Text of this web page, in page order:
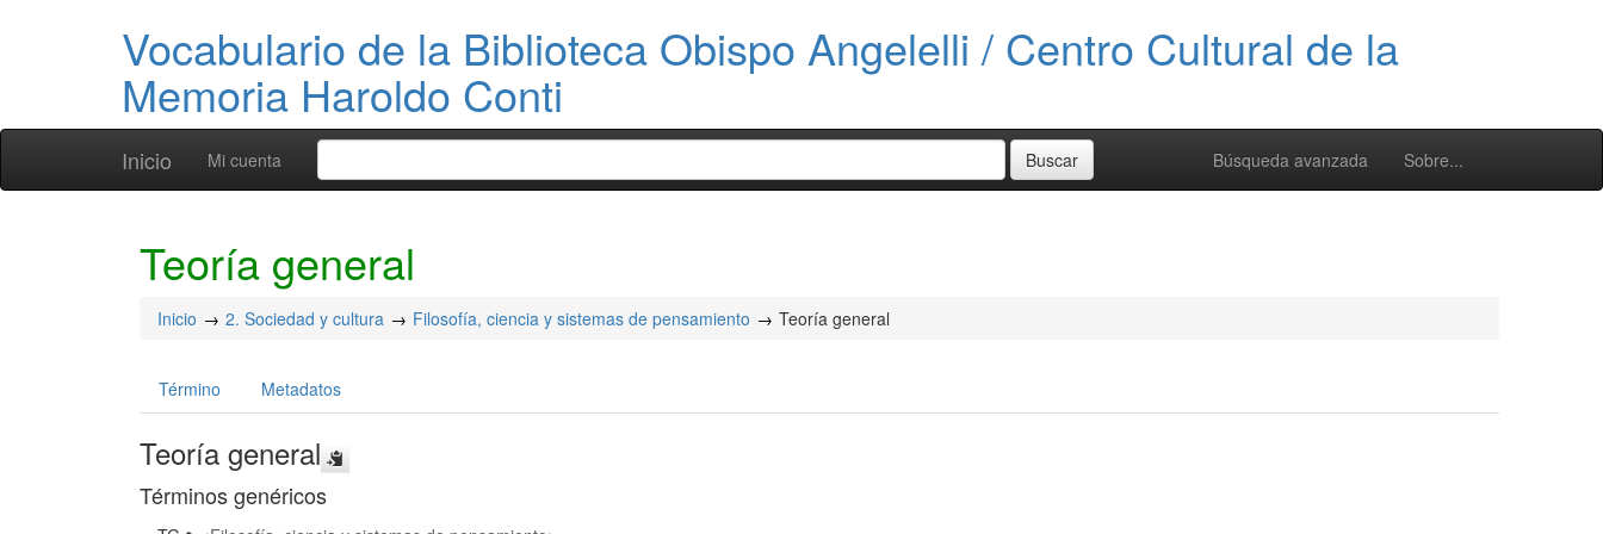
Vocabulario de la Biblioteca Obispo Angelelli / Centro Cultural de la
Memoria Haroldo Conti
Inicio Búsqueda avanzada Sobre...
Mi cuenta
Teoría general
Inicio 2. Sociedad y cultura Filosofía, ciencia y sistemas de pensamiento Teoría general
Término Metadatos
Teoría general
Términos genéricos